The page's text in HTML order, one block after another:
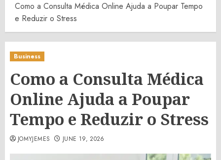
Como a Consulta Médica Online Ajuda a Poupar Tempo
e Reduzir o Stress
Business
Como a Consulta Médica
Online Ajuda a Poupar
Tempo e Reduzir o Stress
JOMYJEMES JUNE 19, 2026